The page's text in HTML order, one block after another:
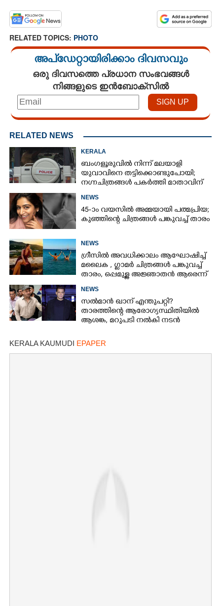
RELATED TOPICS: PHOTO
അപ്ഡേറ്റായിരിക്കാം ദിവസവും
ഒരു ദിവസത്തെ പ്രധാന സംഭവങ്ങൾ
നിങ്ങളുടെ ഇൻബോക്സിൽ
RELATED NEWS
KERALA
ബംഗളൂരുവിൽ നിന്ന് മലയാളി
യുവാവിനെ തട്ടിക്കൊണ്ടുപോയി;
നഗ്നചിത്രങ്ങൾ പകർത്തി മാതാവിന്
NEWS
45-ാം വയസിൽ അമ്മയായി പത്മപ്രിയ;
കുഞ്ഞിന്റെ ചിത്രങ്ങൾ പങ്കുവച്ച് താരം
NEWS
ഗ്രീസിൽ അവധിക്കാലം ആഘോഷിച്ച്
മലൈക ,​ ഗ്ലാമർ ചിത്രങ്ങൾ പങ്കുവച്ച്
താരം,​ ഒപ്പമുള്ള അജ്ഞാതൻ ആരെന്ന്
NEWS
സൽമാൻ ഖാന് എന്തുപറ്റി?
താരത്തിന്റെ ആരോഗ്യസ്ഥിതിയിൽ
ആശങ്ക, മറുപടി നൽകി നടൻ
KERALA KAUMUDI EPAPER